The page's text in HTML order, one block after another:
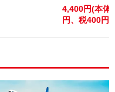
4,400円(本体
円、税400円)